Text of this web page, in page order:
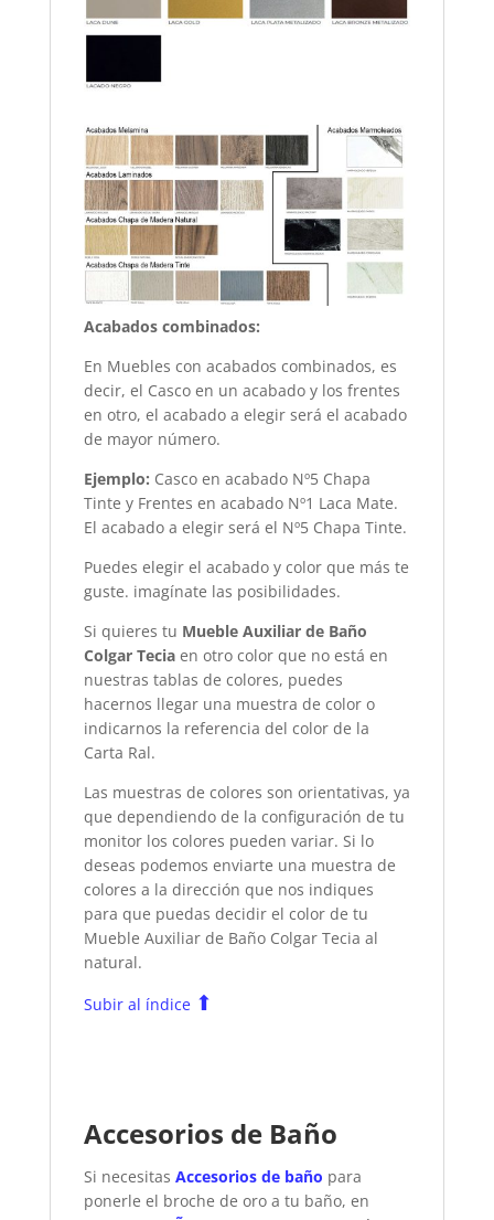
Acabados combinados:
En Muebles con acabados combinados, es
decir, el Casco en un acabado y los frentes
en otro, el acabado a elegir será el acabado
de mayor número.
Ejemplo: Casco en acabado Nº5 Chapa
Tinte y Frentes en acabado Nº1 Laca Mate.
El acabado a elegir será el Nº5 Chapa Tinte.
Puedes elegir el acabado y color que más te
guste. imagínate las posibilidades.
Si quieres tu Mueble Auxiliar de Baño
Colgar Teciaen otro color que no está en
nuestras tablas de colores, puedes
hacernos llegar una muestra de color o
indicarnos la referencia del color de la
Carta Ral.
Las muestras de colores son orientativas, ya
que dependiendo de la configuración de tu
monitor los colores pueden variar. Si lo
deseas podemos enviarte una muestra de
colores a la dirección que nos indiques
para que puedas decidir el color de tu
Mueble Auxiliar de Baño Colgar Tecia al
natural.
Subir al índice ⬆
Accesorios de Baño
Si necesitas Accesorios de baño para
ponerle el broche de oro a tu baño, en